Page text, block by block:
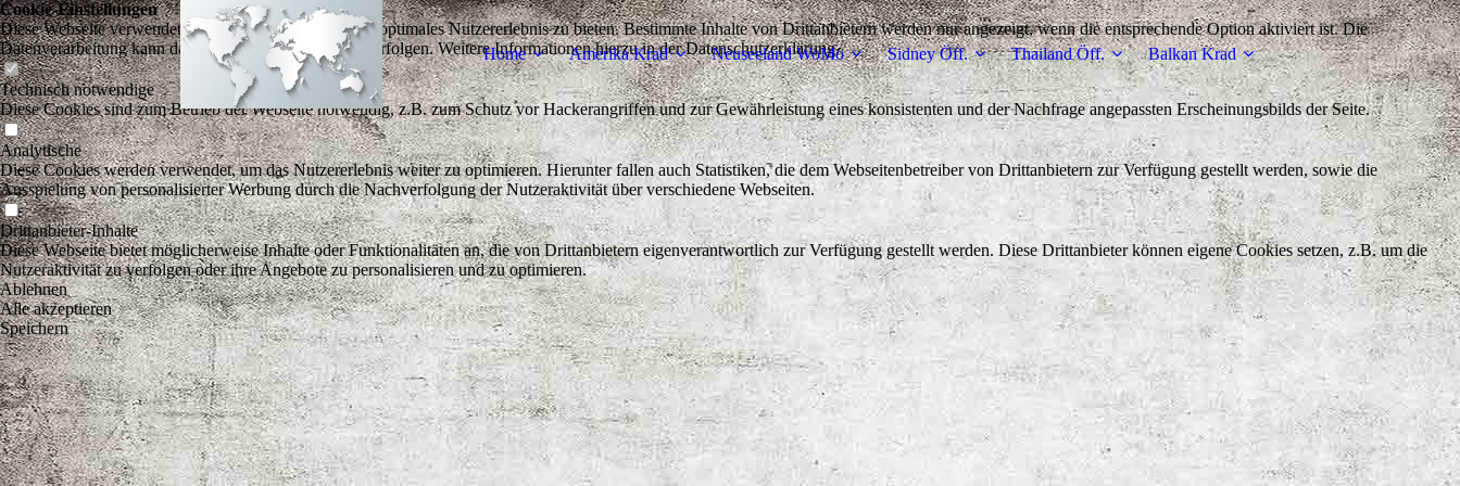
Home Amerika Krad Neuseeland WoMo Sidney Öff. Thailand Öff. Balkan Krad
Cookie-Einstellungen
Diese Webseite verwendet Cookies, um Besuchern ein optimales Nutzererlebnis zu bieten. Bestimmte Inhalte von Drittanbietern werden nur angezeigt, wenn die entsprechende Option aktiviert ist. Die
Datenverarbeitung kann dann auch in einem Drittland erfolgen. Weitere Informationen hierzu in der Datenschutzerklärung.
Technisch notwendige
Diese Cookies sind zum Betrieb der Webseite notwendig, z.B. zum Schutz vor Hackerangriffen und zur Gewährleistung eines konsistenten und der Nachfrage angepassten Erscheinungsbilds der Seite.
Analytische
Diese Cookies werden verwendet, um das Nutzererlebnis weiter zu optimieren. Hierunter fallen auch Statistiken, die dem Webseitenbetreiber von Drittanbietern zur Verfügung gestellt werden, sowie die
Ausspielung von personalisierter Werbung durch die Nachverfolgung der Nutzeraktivität über verschiedene Webseiten.
Drittanbieter-Inhalte
Diese Webseite bietet möglicherweise Inhalte oder Funktionalitäten an, die von Drittanbietern eigenverantwortlich zur Verfügung gestellt werden. Diese Drittanbieter können eigene Cookies setzen, z.B. um die
Nutzeraktivität zu verfolgen oder ihre Angebote zu personalisieren und zu optimieren.
Ablehnen
Alle akzeptieren
Speichern